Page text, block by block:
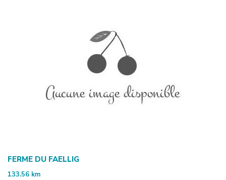
FERME DU FAELLIG
133.56 km